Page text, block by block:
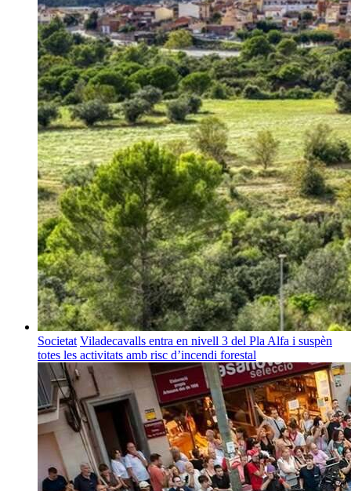
Societat Viladecavalls entra en nivell 3 del Pla Alfa i suspèn
totes les activitats amb risc d’incendi forestal